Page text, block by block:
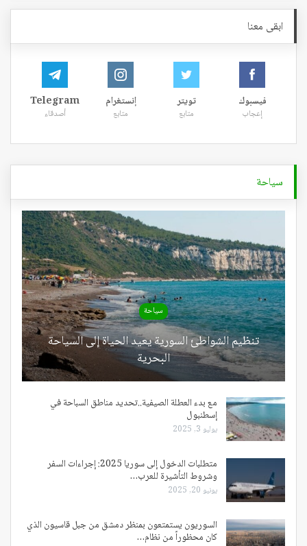
ابقى معنا
فيسبوك
إعجاب
تويتر
متابع
إنستغرام
متابع
Telegram
أصدقاء
سياحة
سياحة
تنظيم الشواطئ السورية يعيد الحياة إلى السياحة
البحرية
مع بدء العطلة الصيفية..تحديد مناطق السباحة في
إسطنبول
يوليو 3, 2025
متطلبات الدخول إلى سوريا 2025: إجراءات السفر
وشروط التأشيرة للعرب…
يونيو 20, 2025
السوريون يستمتعون بمنظر دمشق من جبل قاسيون الذي
كان محظوراً من نظام…